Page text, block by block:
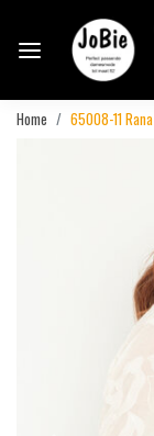
Home 65008-11 Rana